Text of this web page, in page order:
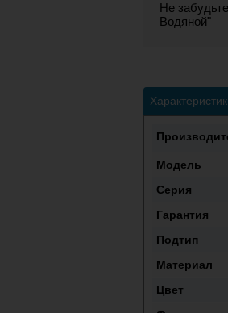
Не
Водяной"
Модель
Серия
Гарантия
Подтип
Материал
Цвет